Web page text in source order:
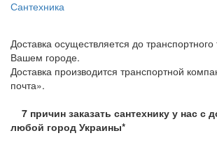
Сантехника
Доставка осуществляется до
Вашем городе.
Доставка производится транспортной
почта».
7 причин заказать сантехнику у нас с
любой город Украины*